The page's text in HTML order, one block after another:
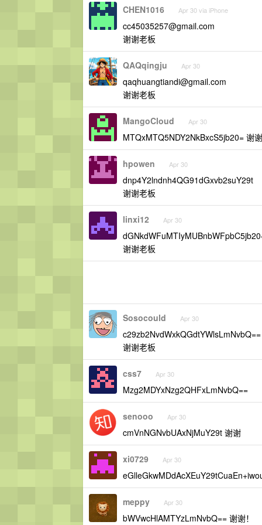
CHEN1016 Apr 30 via iPhone
cc45035257@gmail.com
谢谢老板
QAQqingju Apr 30
qaqhuangtiandi@gmail.com
谢谢老板
MangoCloud Apr 30
MTQxMTQ5NDY2NkBxcS5jb20= 谢
hpowen Apr 30
dnp4Y2lndnh4QG91dGxvb2suY29t
谢谢老板
linxi12 Apr 30
谢谢老板
Sosocould Apr 30
c29zb2NvdWxkQGdtYWlsLmNvbQ==
谢谢老板
css7 Apr 30
Mzg2MDYxNzg2QHFxLmNvbQ==
senooo Apr 30
cmVnNGNvbUAxNjMuY29t 谢谢
xi0729 Apr 30
meppy Apr 30
bWVwcHlAMTYzLmNvbQ== 谢谢！